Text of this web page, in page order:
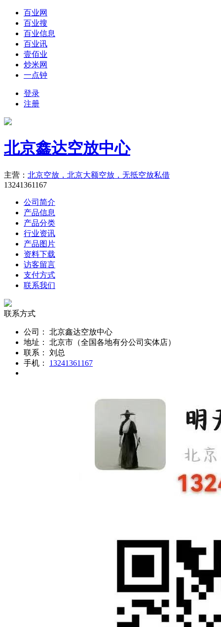
百业网
百业搜
百业信息
百业讯
壹佰业
炒米网
一点钟
登录
注册
北京鑫达空放中心
主营： 北京空放，北京大额空放，无抵空放私借
13241361167
公司简介
产品信息
产品分类
行业资讯
产品图片
资料下载
访客留言
支付方式
联系我们
联系方式
公司：
北京鑫达空放中心
地址：
北京市（全国各地有分公司实体店）
联系：
刘总
手机：
13241361167